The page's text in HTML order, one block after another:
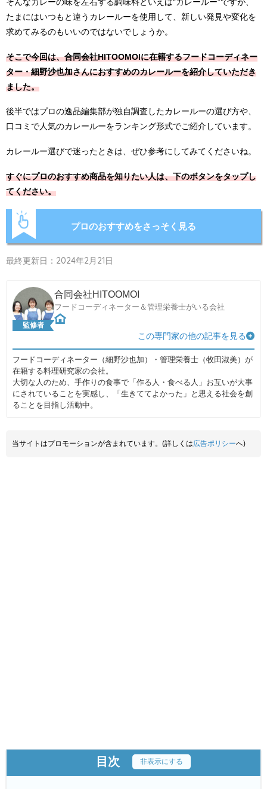
たまにはいつもと違うカレールーを使用して、新しい発見や変化を
求めてみるのもいいのではないでしょうか。
そこで今回は、合同会社HITOOMOIに在籍するフードコーディネー
ター・細野沙也加さんにおすすめのカレールーを紹介していただき
ました。
後半ではプロの逸品編集部が独自調査したカレールーの選び方や、
口コミで人気のカレールーをランキング形式でご紹介しています。
カレールー選びで迷ったときは、ぜひ参考にしてみてくださいね。
すぐにプロのおすすめ商品を知りたい人は、下のボタンをタップし
てください。
プロのおすすめをさっそく見る
最終更新日：2024年2月21日
監修者
合同会社HITOOMOI
フードコーディネーター＆管理栄養士がいる会社
この専門家の他の記事を見る
フードコーディネーター（細野沙也加）・管理栄養士（牧田淑美）が
在籍する料理研究家の会社。
大切な人のため、手作りの食事で「作る人・食べる人」お互いが大事
にされていることを実感し、「生きててよかった」と思える社会を創
ることを目指し活動中。
当サイトはプロモーションが含まれています。(詳しくは広告ポリシーへ)
目次 非表示にする